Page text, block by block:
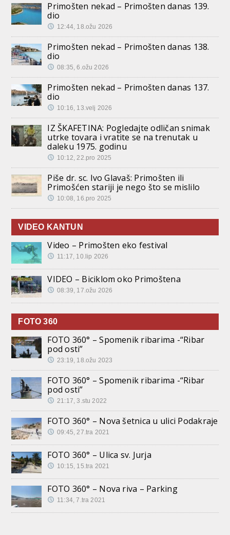
Primošten nekad – Primošten danas 139.
dio
12:44, 18.ožu 2026
Primošten nekad – Primošten danas 138.
dio
08:35, 6.ožu 2026
Primošten nekad – Primošten danas 137.
dio
10:16, 13.velj 2026
IZ ŠKAFETINA: Pogledajte odličan snimak
utrke tovara i vratite se na trenutak u
daleku 1975. godinu
10:12, 22.pro 2025
Piše dr. sc. Ivo Glavaš: Primošten ili
Primošćen stariji je nego što se mislilo
10:08, 16.pro 2025
VIDEO KANTUN
Video – Primošten eko festival
11:17, 10.lip 2026
VIDEO – Biciklom oko Primoštena
08:39, 17.ožu 2026
FOTO 360
FOTO 360° – Spomenik ribarima -“Ribar
pod osti”
23:19, 18.ožu 2023
FOTO 360° – Spomenik ribarima -“Ribar
pod osti”
21:17, 3.stu 2022
FOTO 360° – Nova šetnica u ulici Podakraje
09:45, 27.tra 2021
FOTO 360° – Ulica sv. Jurja
10:15, 15.tra 2021
FOTO 360° – Nova riva – Parking
11:34, 7.tra 2021